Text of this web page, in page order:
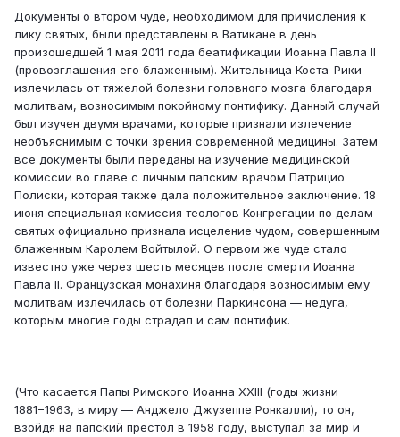
Документы о втором чуде, необходимом для причисления к
лику святых, были представлены в Ватикане в день
произошедшей 1 мая 2011 года беатификации Иоанна Павла II
(провозглашения его блаженным). Жительница Коста-Рики
излечилась от тяжелой болезни головного мозга благодаря
молитвам, возносимым покойному понтифику. Данный случай
был изучен двумя врачами, которые признали излечение
необъяснимым с точки зрения современной медицины. Затем
все документы были переданы на изучение медицинской
комиссии во главе с личным папским врачом Патрицио
Полиски, которая также дала положительное заключение. 18
июня специальная комиссия теологов Конгрегации по делам
святых официально признала исцеление чудом, совершенным
блаженным Каролем Войтылой. О первом же чуде стало
известно уже через шесть месяцев после смерти Иоанна
Павла II. Французская монахиня благодаря возносимым ему
молитвам излечилась от болезни Паркинсона — недуга,
которым многие годы страдал и сам понтифик.
(Что касается Папы Римского Иоанна XXIII (годы жизни
1881−1963, в миру — Анджело Джузеппе Ронкалли), то он,
взойдя на папский престол в 1958 году, выступал за мир и